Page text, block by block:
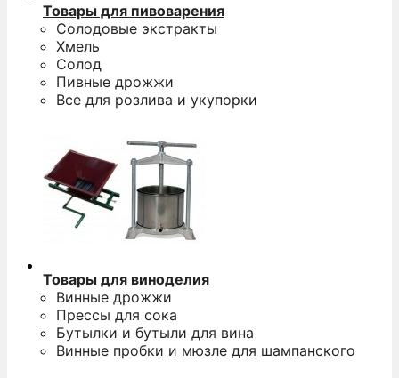
Товары для пивоварения
Солодовые экстракты
Хмель
Солод
Пивные дрожжи
Все для розлива и укупорки
Товары для виноделия
Винные дрожжи
Прессы для сока
Бутылки и бутыли для вина
Винные пробки и мюзле для шампанского